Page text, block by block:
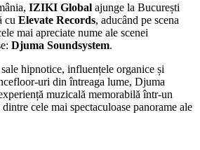
IZIKI Global ajunge la București
cu Elevate Records, aducând pe scena
mai apreciate nume ale scenei
Djuma Soundsystem.
hipnotice, influențele organice și
uri din întreaga lume, Djuma
muzicală memorabilă într-un
cele mai spectaculoase panorame ale